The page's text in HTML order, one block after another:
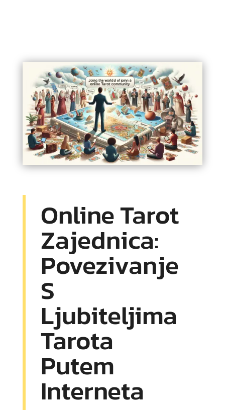
Online Tarot
Zajednica:
Povezivanje
S
Ljubiteljima
Tarota
Putem
Interneta